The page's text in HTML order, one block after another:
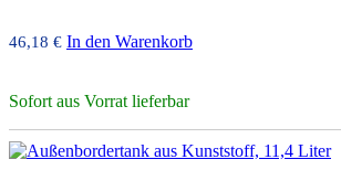
46,18 € In den Warenkorb
Sofort aus Vorrat lieferbar